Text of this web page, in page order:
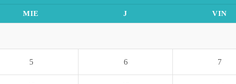
MIE J VIN
5 6 7